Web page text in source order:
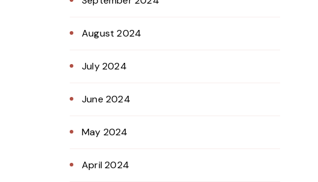
August 2024
July 2024
June 2024
May 2024
April 2024